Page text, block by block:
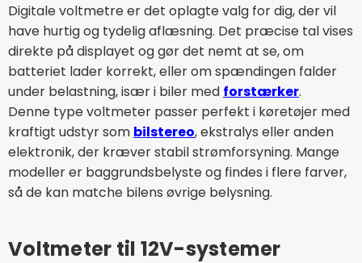
Digitale voltmetre er det oplagte valg for dig, der vil
have hurtig og tydelig aflæsning. Det præcise tal vises
direkte på displayet og gør det nemt at se, om
batteriet lader korrekt, eller om spændingen falder
under belastning, især i biler med forstærker.
Denne type voltmeter passer perfekt i køretøjer med
kraftigt udstyr som bilstereo, ekstralys eller anden
elektronik, der kræver stabil strømforsyning. Mange
modeller er baggrundsbelyste og findes i flere farver,
så de kan matche bilens øvrige belysning.
Voltmeter til 12V-systemer